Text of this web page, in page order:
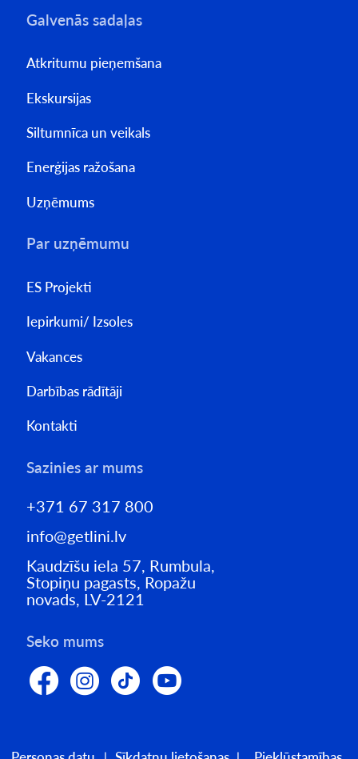
Galvenās sadaļas
Atkritumu pieņemšana
Ekskursijas
Siltumnīca un veikals
Enerģijas ražošana
Uzņēmums
Par uzņēmumu
ES Projekti
Iepirkumi/ Izsoles
Vakances
Darbības rādītāji
Kontakti
Sazinies ar mums
+371 67 317 800
info@getlini.lv
Kaudzīšu iela 57, Rumbula,
Stopiņu pagasts, Ropažu
novads, LV-2121
Seko mums